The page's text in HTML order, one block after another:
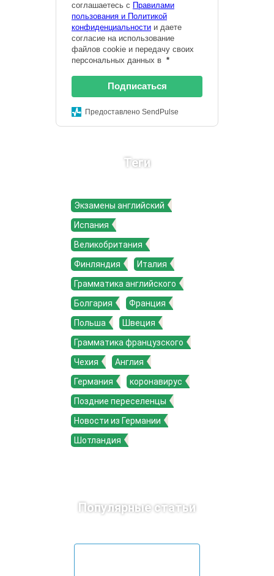
соглашаетесь с Правилами
пользования и Политикой
конфиденциальности и даете
согласие на использование
файлов cookie и передачу своих
персональных данных в *
Подписаться
Предоставлено SendPulse
Теги
Экзамены английский
Испания
Великобритания
Финляндия
Италия
Грамматика английского
Болгария
Франция
Польша
Швеция
Грамматика французского
Чехия
Англия
Германия
коронавирус
Поздние переселенцы
Новости из Германии
Шотландия
Популярные статьи